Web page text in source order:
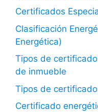
Certificados
Clasificación
Energética)
Tipos de
de inmueble
Tipos de
Certificado